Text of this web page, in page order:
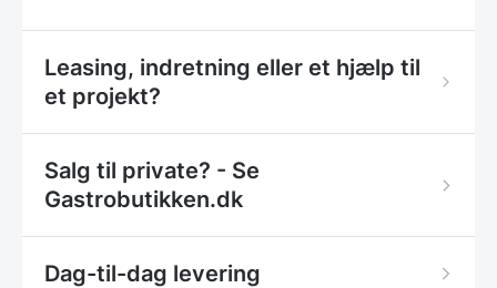
Leasing, indretning eller et hjælp til
et projekt?
Salg til private? - Se
Gastrobutikken.dk
Dag-til-dag levering